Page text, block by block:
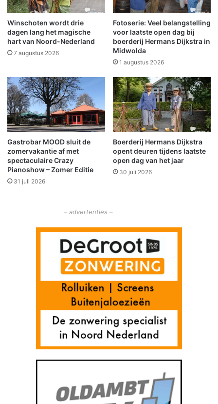
a
n
s
f
o
a
t
o
r
e
n
p
i
s
c
h
a
c
h
t
Winschoten wordt drie
dagen lang het magische
hart van Noord-Nederland
7 augustus 2026
Fotoserie: Veel belangstelling
voor laatste open dag bij
boerderij Hermans Dijkstra in
Midwolda
1 augustus 2026
Gastrobar MOOD sluit de
zomervakantie af met
spectaculaire Crazy
Pianoshow – Zomer Editie
31 juli 2026
Boerderij Hermans Dijkstra
opent deuren tijdens laatste
open dag van het jaar
30 juli 2026
– advertenties –